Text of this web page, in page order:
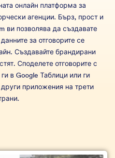
онлайн платформа за
агенции. Бърз, прост и
ви позволява да създавате
за отговорите се
Създавайте брандирани
Споделете отговорите с
в Google Таблици или ги
приложения на трети